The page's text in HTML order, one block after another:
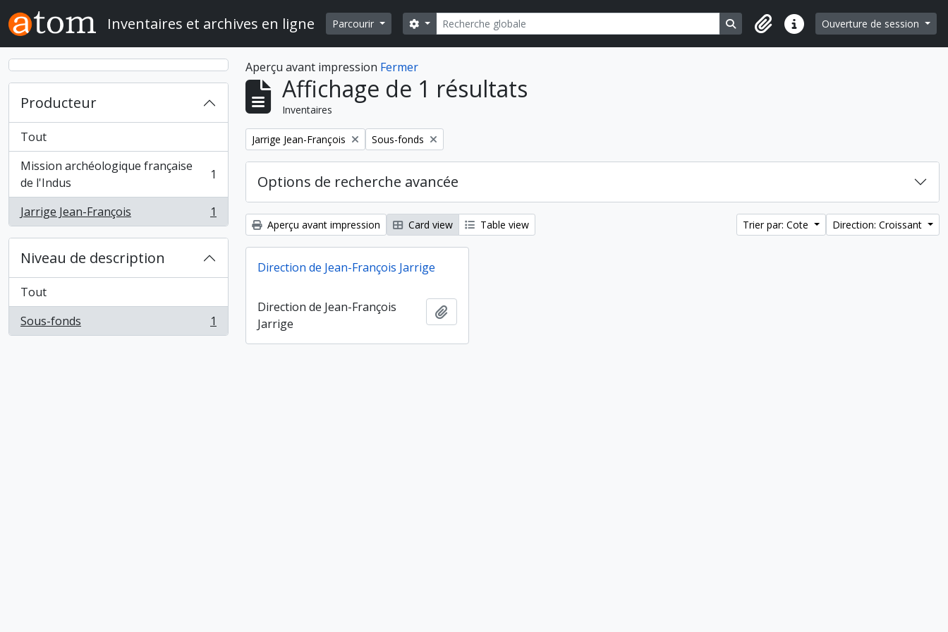
Skip to main content
Inventaires et archives en ligne Parcourir Rechercher
Search options Search in browse page
Liens rapidesOuverture de session
Producteur
Tout
Mission archéologique française
de l'Indus
, 1 résultats 1
Jarrige Jean-François
, 1 résultats 1
Niveau de description
Tout
Sous-fonds
, 1 résultats 1
Aperçu avant impression Fermer
Affichage de 1 résultats
Inventaires
Remove filter:
Jarrige Jean-François Remove filter:
Sous-fonds
Options de recherche avancée
Aperçu avant impression Card view Table view Trier par: Cote Direction: Croissant
Direction de Jean-François Jarrige
Direction de Jean-François
Jarrige